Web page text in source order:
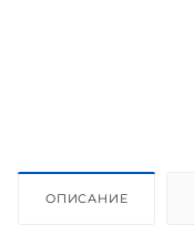
ОПИСАНИЕ